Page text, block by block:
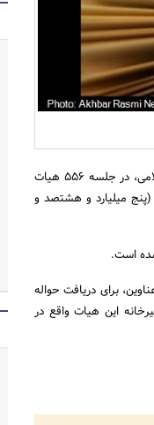
به گزارش اخبار رسمی به نقل از روابط عمومی معاونت امور فرهنگی وزارت فرهنگ و ارشاد اسلامی، در جلسه 556 هیات
و خرید کتاب تعداد 174 عنوان کتاب در 42 هزار و 260 نسخه به مبلغ 5.866.500.000 (پنج میلیارد و هشتصد و
است.
برای دریافت حواله
به دفتر صدور حواله دبیرخانه این هیات واقع در